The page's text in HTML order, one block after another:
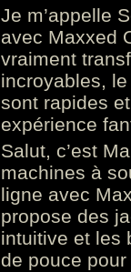
Je m’appelle
avec Maxxed
vraiment
incroyables,
sont rapides
expérience
Salut, c’est
machines à
ligne avec
propose des
intuitive et les
de pouce